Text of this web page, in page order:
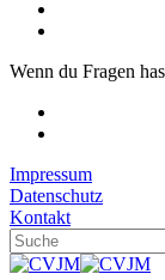
Wenn du Fragen
Impressum
Datenschutz
Kontakt